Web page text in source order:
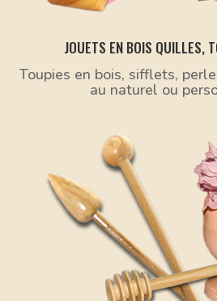
JOUETS EN BOIS QUILLES,
Toupies en bois, sifflets,
au naturel ou